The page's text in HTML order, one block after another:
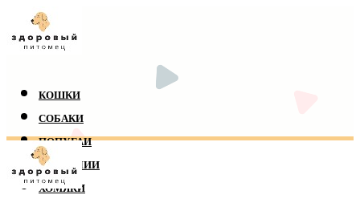
КОШКИ
СОБАКИ
ПОПУГАИ
РЕПТИЛИИ
ХОМЯКИ